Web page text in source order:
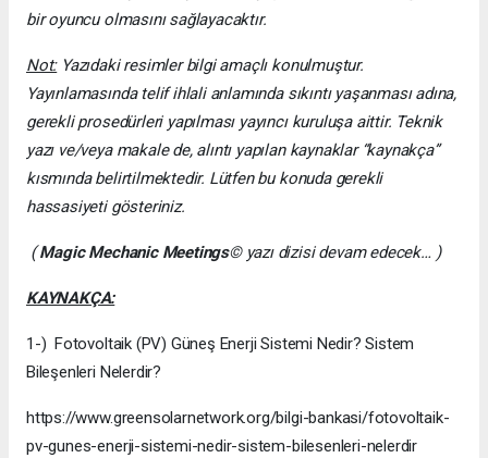
bir oyuncu olmasını sağlayacaktır.
Not:Yazıdaki resimler bilgi amaçlı konulmuştur.
Yayınlamasında telif ihlali anlamında sıkıntı yaşanması adına,
gerekli prosedürleri yapılması yayıncı kuruluşa aittir. Teknik
yazı ve/veya makale de, alıntı yapılan kaynaklar “kaynakça”
kısmında belirtilmektedir. Lütfen bu konuda gerekli
hassasiyeti gösteriniz.
(Magic Mechanic Meetings© yazı dizisi devam edecek… )
KAYNAKÇA:
1-) Fotovoltaik (PV) Güneş Enerji Sistemi Nedir? Sistem
Bileşenleri Nelerdir?
https://www.greensolarnetwork.org/bilgi-bankasi/fotovoltaik-
pv-gunes-enerji-sistemi-nedir-sistem-bilesenleri-nelerdir